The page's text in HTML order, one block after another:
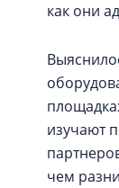
как они
изучают
чем